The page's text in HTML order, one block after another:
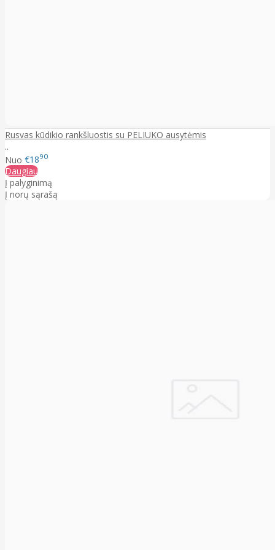
Rusvas kūdikio rankšluostis su PELIUKO ausytėmis
..
Nuo €1890
Daugiau
Į palyginimą
Į norų sąrašą